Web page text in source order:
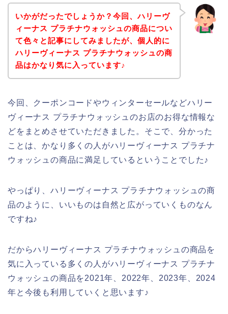
いかがだったでしょうか？今回、ハリーヴ
ィーナス プラチナウォッシュの商品につい
て色々と記事にしてみましたが、個人的に
ハリーヴィーナス プラチナウォッシュの商
品はかなり気に入っています♪
今回、クーポンコードやウィンターセールなどハリー
ヴィーナス プラチナウォッシュのお店のお得な情報な
どをまとめさせていただきました。そこで、分かった
ことは、かなり多くの人がハリーヴィーナス プラチナ
ウォッシュの商品に満足しているということでした♪
やっぱり、ハリーヴィーナス プラチナウォッシュの商
品のように、いいものは自然と広がっていくものなん
ですね♪
だからハリーヴィーナス プラチナウォッシュの商品を
気に入っている多くの人がハリーヴィーナス プラチナ
ウォッシュの商品を2021年、2022年、2023年、2024
年と今後も利用していくと思います♪